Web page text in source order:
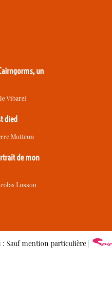
un
Vibarel
died
Mottron
de mon
Losson
: Sauf mention particulière |